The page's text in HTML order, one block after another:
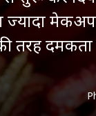
ज्यादा
तरह